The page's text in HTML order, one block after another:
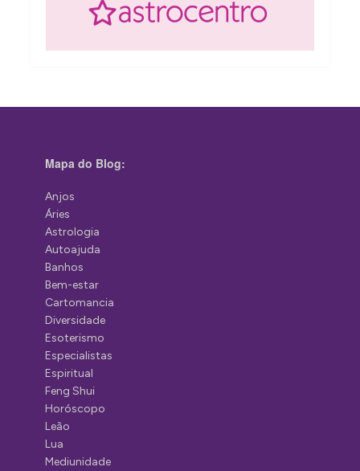
Mapa do Blog:
Anjos
Áries
Astrologia
Autoajuda
Banhos
Bem-estar
Cartomancia
Diversidade
Esoterismo
Especialistas
Espiritual
Feng Shui
Horóscopo
Leão
Lua
Mediunidade